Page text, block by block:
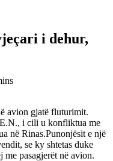
i dehur,
avion gjatë fluturimit.
i cili u konfliktua me
në Rinas.Punonjësit e një
se ky shtetas duke
pasagjerët në avion.